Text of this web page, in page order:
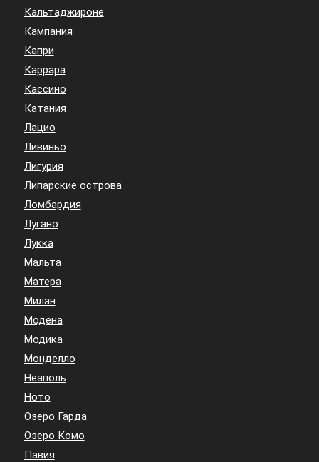
Кальтаджироне
Кампания
Капри
Каррара
Кассино
Катания
Лацио
Ливиньо
Лигурия
Липарские острова
Ломбардия
Лугано
Лукка
Мальта
Матера
Милан
Модена
Модика
Монделло
Неаполь
Ното
Озеро Гарда
Озеро Комо
Павия